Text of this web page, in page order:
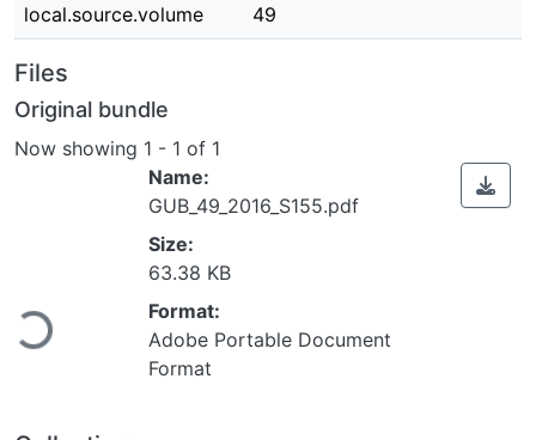
local.source.volume 49
Files
Original bundle
Now showing 1 - 1 of 1
Name:
GUB_49_2016_S155.pdf
Size:
63.38 KB
Format:
Adobe Portable Document
Format